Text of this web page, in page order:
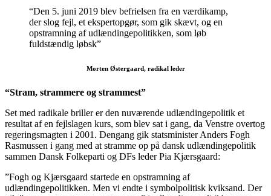
“Den 5. juni 2019 blev befrielsen fra en værdikamp,
der slog fejl, et ekspertopgør, som gik skævt, og en
opstramning af udlændingepolitikken, som løb
fuldstændig løbsk”
Morten Østergaard, radikal leder
“Stram, strammere og strammest”
Set med radikale briller er den nuværende udlændingepolitik et
resultat af en fejlslagen kurs, som blev sat i gang, da Venstre overtog
regeringsmagten i 2001. Dengang gik statsminister Anders Fogh
Rasmussen i gang med at stramme op på dansk udlændingepolitik
sammen Dansk Folkeparti og DFs leder Pia Kjærsgaard:
”Fogh og Kjærsgaard startede en opstramning af
udlændingepolitikken. Men vi endte i symbolpolitisk kviksand. Der